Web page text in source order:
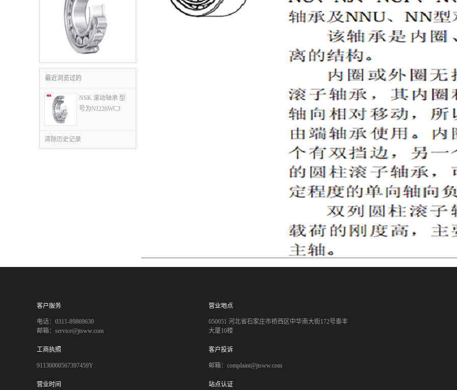
最近浏览过的
NSK 滚动轴承 型
号为NJ226WC3
清除历史记录
客户服务
电话：0311-89869630
邮箱：service@jtsww.com
营业地点
050051 河北省石家庄市桥西区中华南大街172号泰丰
大厦10楼
工商执照
91130000567397459Y
客户投诉
邮箱：complaint@jtsww.com
营业时间 站点认证